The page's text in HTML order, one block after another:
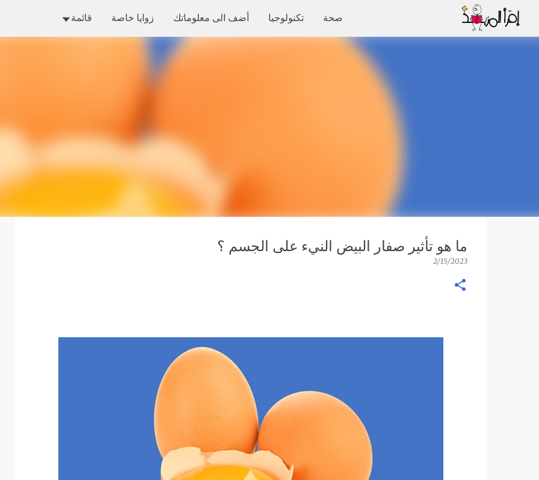
التخطي إلى المحتوى الرئيسي صحة تكنولوجيا أضف الى معلوماتك زوايا خاصة قائمة
ما هو تأثير صفار البيض النيء على الجسم ؟
2/15/2023